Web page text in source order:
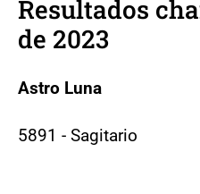
Resultados
de 2023
Astro Luna
5891 - Sagitario